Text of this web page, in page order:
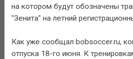
на котором будут обозначены
"Зенита" на летний
Как уже сообщал bobsoccer.ru,
отпуска 18-го июня. К